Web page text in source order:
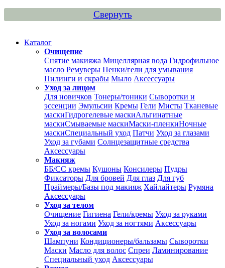
Свернуть
Каталог
Очищение
Снятие макияжа Мицеллярная вода Гидрофильное
масло Ремуверы Пенки/гели для умывания
Пилинги и скрабы Мыло Аксессуары
Уход за лицом
Для новичков Тонеры/тоники Сыворотки и
эссенции Эмульсии Кремы Гели Мисты Тканевые
маскиГидрогелевые маскиАльгинатные
маскиСмываемые маскиМаски-пленкиНочные
маскиСпециальный уход Патчи Уход за глазами
Уход за губами Солнцезащитные средства
Аксессуары
Макияж
ББ/СС кремы Кушоны Консилеры Пудры
Фиксаторы Для бровей Для глаз Для губ
Праймеры/Базы под макияж Хайлайтеры Румяна
Аксессуары
Уход за телом
Очищение Гигиена Гели/кремы Уход за руками
Уход за ногами Уход за ногтями Аксессуары
Уход за волосами
Шампуни Кондиционеры/бальзамы Сыворотки
Маски Масло для волос Спреи Ламинирование
Специальный уход Аксессуары